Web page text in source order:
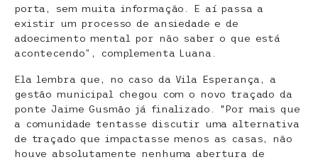
porta, sem muita informação. E aí passa a
existir um processo de ansiedade e de
adoecimento mental por não saber o que está
acontecendo”, complementa Luana.
Ela lembra que, no caso da Vila Esperança, a
gestão municipal chegou com o novo traçado da
ponte Jaime Gusmão já finalizado. “Por mais que
a comunidade tentasse discutir uma alternativa
de traçado que impactasse menos as casas, não
houve absolutamente nenhuma abertura de